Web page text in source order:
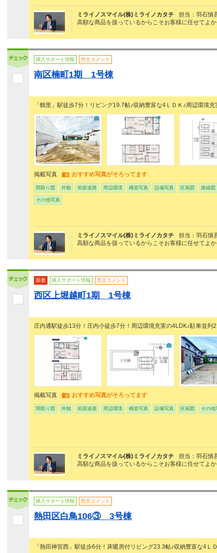
ミライノスマイル(株)ミライノカタチ
担当：羽石慎
高額な商品を扱っているからこそお客様に任せてよ
購入サポート情報 売主コメント
南区楠町1期 1号棟
「鶴里」駅徒歩7分！リビング19.7帖♪収納豊富な4ＬＤＫ♪周辺環境充
掲載写真 おすすめ写真がそろってます
間取り図 外観 前面道路 周辺環境 構造写真 設備写真 区画図 路線図
その他写真
ミライノスマイル(株)ミライノカタチ
担当：羽石慎
高額な商品を扱っているからこそお客様に任せてよ
新着 購入サポート情報 売主コメント
西区上堀越町1期 1号棟
庄内通駅徒歩13分！庄内小徒歩7分！周辺環境充実の4LDK♪駐車並列
掲載写真 おすすめ写真がそろってます
間取り図 外観 前面道路 周辺環境 構造写真 設備写真 区画図 その他
ミライノスマイル(株)ミライノカタチ
担当：羽石慎
高額な商品を扱っているからこそお客様に任せてよ
購入サポート情報 売主コメント
熱田区白鳥106③ 3号棟
「熱田神宮西」駅徒歩6分！床暖房付リビング23.3帖♪収納豊富な4Ｌ